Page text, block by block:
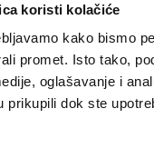
koristi kolačiće
kako bismo
promet. Isto tako,
oglašavanje i
prikupili dok ste